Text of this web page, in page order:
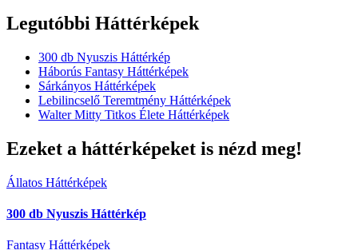
Legutóbbi Háttérképek
300 db Nyuszis Háttérkép
Háborús Fantasy Háttérképek
Sárkányos Háttérképek
Lebilincselő Teremtmény Háttérképek
Walter Mitty Titkos Élete Háttérképek
Ezeket a háttérképeket is nézd meg!
Állatos Háttérképek
300 db Nyuszis Háttérkép
Fantasy Háttérképek